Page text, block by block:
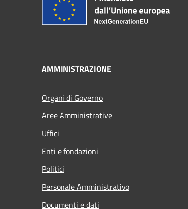
AMMINISTRAZIONE
Organi di Governo
Aree Amministrative
Uffici
Enti e fondazioni
Politici
Personale Amministrativo
Documenti e dati